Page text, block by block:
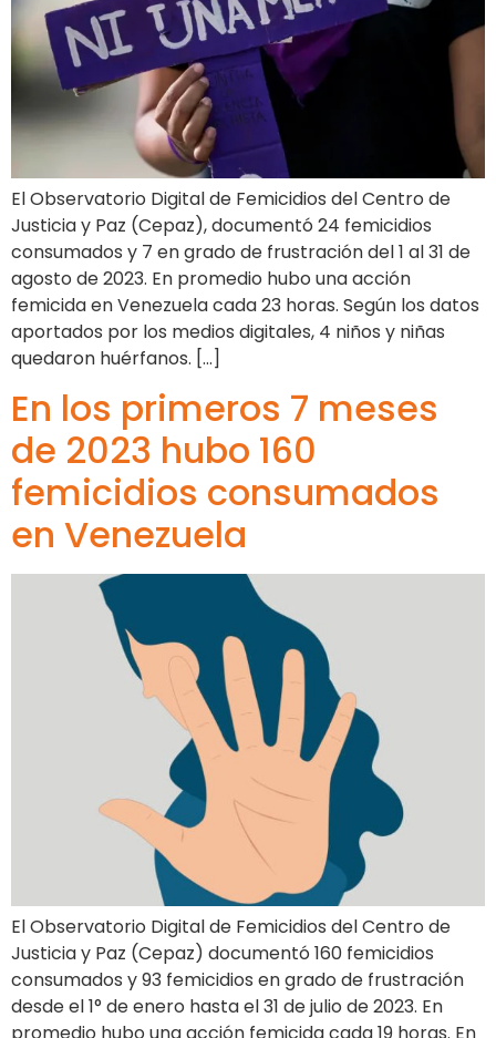
El Observatorio Digital de Femicidios del Centro de
Justicia y Paz (Cepaz), documentó 24 femicidios
consumados y 7 en grado de frustración del 1 al 31 de
agosto de 2023. En promedio hubo una acción
femicida en Venezuela cada 23 horas. Según los datos
aportados por los medios digitales, 4 niños y niñas
quedaron huérfanos. […]
En los primeros 7 meses
de 2023 hubo 160
femicidios consumados
en Venezuela
El Observatorio Digital de Femicidios del Centro de
Justicia y Paz (Cepaz) documentó 160 femicidios
consumados y 93 femicidios en grado de frustración
desde el 1° de enero hasta el 31 de julio de 2023. En